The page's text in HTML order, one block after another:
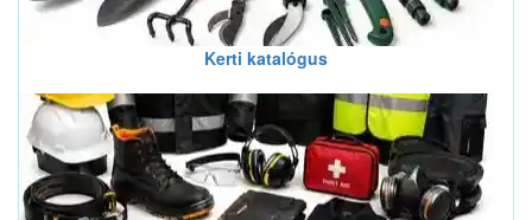
Kerti katalógus